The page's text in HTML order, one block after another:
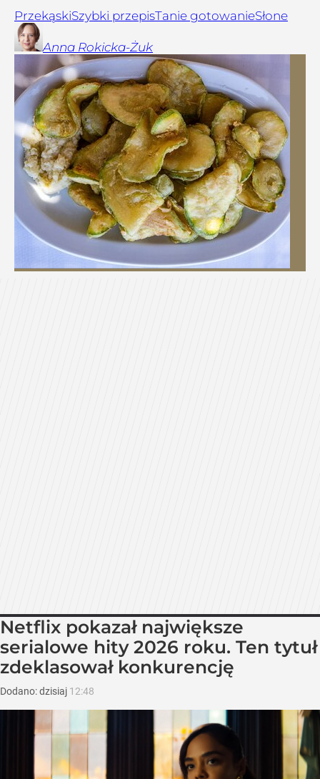
PrzekąskiSzybki przepisTanie gotowanieSłone
Anna Rokicka-Żuk
Netflix pokazał największe
serialowe hity 2026 roku. Ten tytuł
zdeklasował konkurencję
Dodano:dzisiaj 12:48